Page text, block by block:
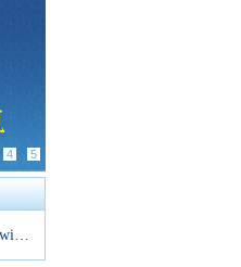
4 5
猪舍环境---The Environment in Swine Housing